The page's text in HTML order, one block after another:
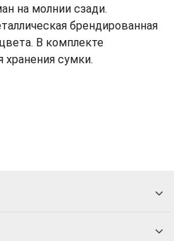
на молнии сзади.
брендированная
В комплекте
сумки.